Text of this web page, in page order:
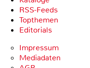
RSS-Feeds
Topthemen
Editorials
Impressum
Mediadaten